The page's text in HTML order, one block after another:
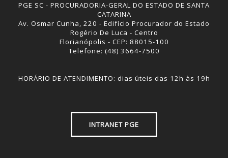
PGE SC - PROCURADORIA-GERAL DO ESTADO DE SANTA
CATARINA
Av. Osmar Cunha, 220 - Edifício Procurador do Estado
Rogério De Luca - Centro
Florianópolis - CEP: 88015-100
Telefone: (48) 3664-7500
HORÁRIO DE ATENDIMENTO: dias úteis das 12h às 19h
INTRANET PGE